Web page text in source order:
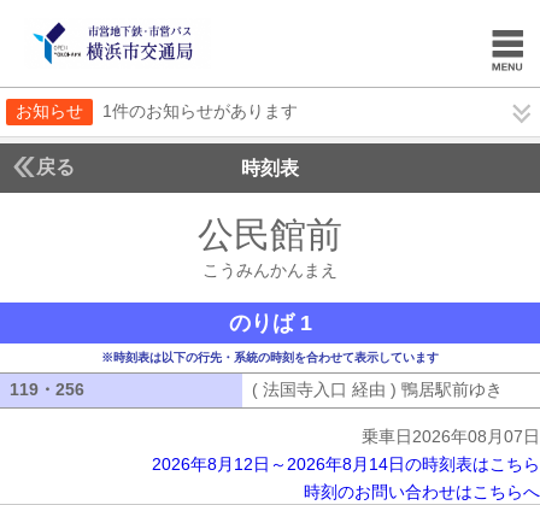
お知らせ 1件のお知らせがあります
戻る 時刻表
公民館前
こうみんかんまえ
のりば 1
※時刻表は以下の行先・系統の時刻を合わせて表示しています
119・256 ( 法国寺入口 経由 ) 鴨居駅前ゆき
乗車日2026年08月07日
2026年8月12日～2026年8月14日の時刻表はこちら
時刻のお問い合わせはこちらへ